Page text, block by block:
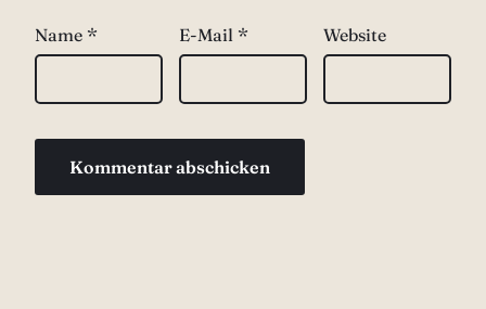
Name * E-Mail * Website